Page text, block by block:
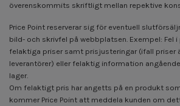
överenskommits skriftligt mellan repektive
Price Point reserverar sig för eventuell
bild- och skrivfel på webbplatsen. Exempel: Fel
felaktiga priser samt prisjusteringar (ifall priser
leverantörer) eller felaktig information
lager.
Om felaktigt pris har angetts på en produkt
kommer Price Point att meddela kunden om